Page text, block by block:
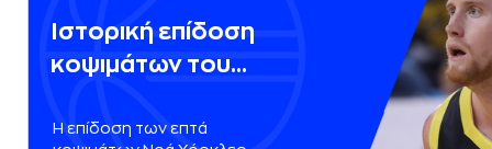
Ιστορική επίδοση
κοψιμάτων του
Η επίδοση των επτά